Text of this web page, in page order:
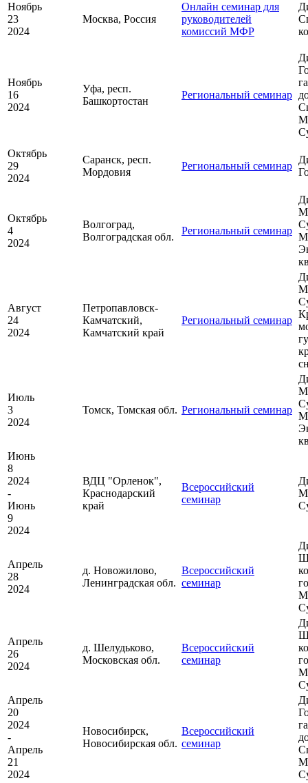
Ноябрь
23
2024
Москва, Россия
Онлайн семинар для
руководителей
комиссий МФР
Ноябрь
16
2024
Уфа, респ.
Башкортостан
Региональный семинар
Октябрь
29
2024
Саранск, респ.
Мордовия
Региональный семинар
Октябрь
4
2024
Волгоград,
Волгоградская обл.
Региональный семинар
Август
24
2024
Петропавловск-
Камчатский,
Камчатский край
Региональный семинар
Июль
3
2024
Томск, Томская обл. Региональный семинар
Июнь
8
2024
-
Июнь
9
2024
ВДЦ "Орленок",
Краснодарский
край
Всероссийский
семинар
Апрель
28
2024
д. Новожилово,
Ленинградская обл.
Всероссийский
семинар
Апрель
26
2024
д. Шелудьково,
Московская обл.
Всероссийский
семинар
Апрель
20
2024
-
Апрель
21
2024
Новосибирск,
Новосибирская обл.
Всероссийский
семинар